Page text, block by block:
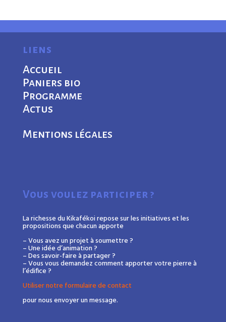
liens
Accueil
Paniers bio
Programme
Actus
Mentions légales
Vous voulez participer ?
La richesse du Kikafékoi repose sur les initiatives et les
propositions que chacun apporte
– Vous avez un projet à soumettre ?
– Une idée d’animation ?
– Des savoir-faire à partager ?
– Vous vous demandez comment apporter votre pierre à
l’édifice ?
Utiliser notre formulaire de contact
pour nous envoyer un message.